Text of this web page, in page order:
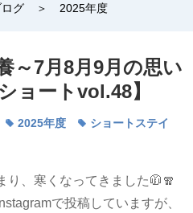
ログ 2025年度
～7月8月9月の思い
ョートvol.48】
2025年度
ショートステイ
り、寒くなってきました🧥🧣
で投稿していますが、